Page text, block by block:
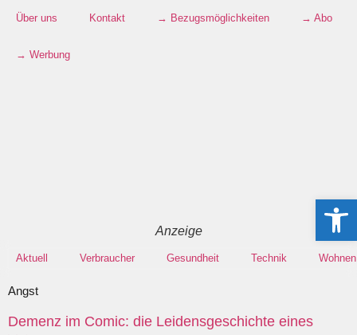
Über uns Kontakt → Bezugsmöglichkeiten → Abo
→ Werbung
Anzeige
Aktuell Verbraucher Gesundheit Technik Wohnen
Angst
Demenz im Comic: die Leidensgeschichte eines